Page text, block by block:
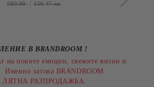
€80.00 156.47 лв.
В BRANDROOM !
на новите емоции, свежите визии и
Именно затова BRANDROOM
ЛЯТНА РАЗПРОДАЖБА